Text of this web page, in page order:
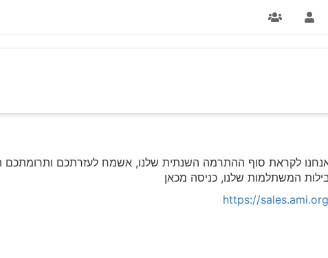
לקראת סוף ההתרמה השנתית שלנו, אשמח לעזרתכם ותרומתכם
המשתלמות שלנו, כניסה מכאן
https://